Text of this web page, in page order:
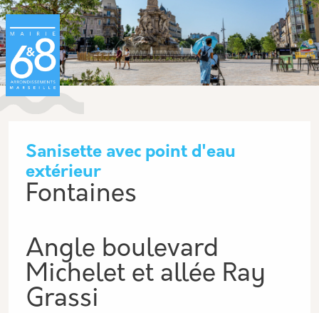
Aller au contenu principal
Sanisette avec point d'eau
extérieur
Fontaines
Angle boulevard
Michelet et allée Ray
Grassi
Panneau de gestion des cookies